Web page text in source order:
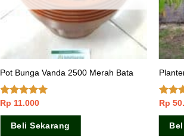
Pot Bunga Vanda 2500 Merah Bata
Dinilai5.00
Rp 11.000
Beli Sekarang
Dinilai
Rp